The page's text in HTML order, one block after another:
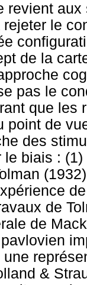
revient
rejeter le
de la
pas le
que les
point de
des
le biais : (1)
de
de
&